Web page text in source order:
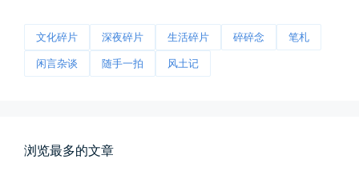
文化碎片 深夜碎片 生活碎片 碎碎念 笔札
闲言杂谈 随手一拍 风土记
浏览最多的文章